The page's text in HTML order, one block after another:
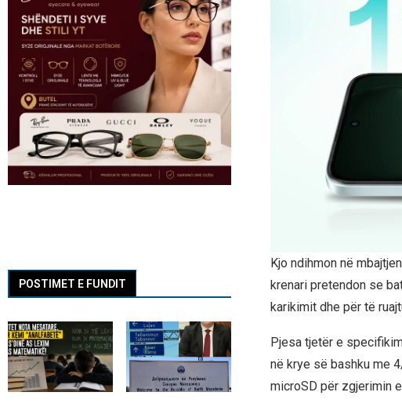
Kjo ndihmon në
krenari pretendon se
karikimit dhe për të
Pjesa tjetër e
në krye së bashku me
microSD për zgjerimin
POSTIMET E FUNDIT